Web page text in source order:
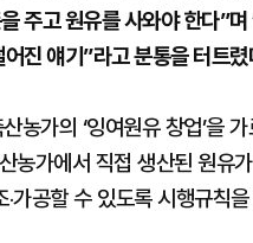
주고 원유를 사와야 한다”
진 얘기”라고 분통을 터트렸
농가의 ‘잉여원유 창업’을
농가에서 직접 생산된 원유
가공할 수 있도록 시행규칙